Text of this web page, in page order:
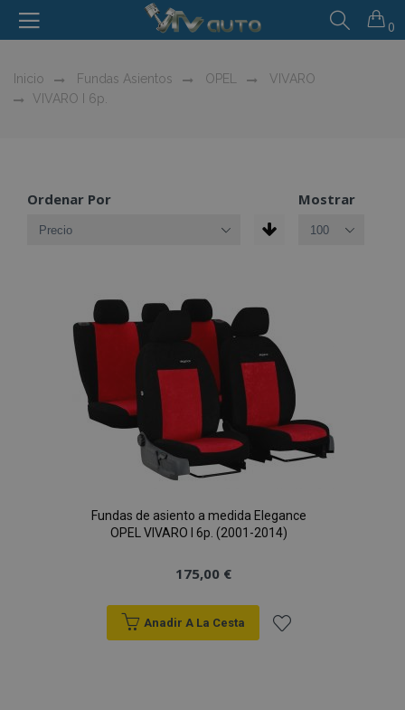
0
Inicio Fundas Asientos OPEL
VIVARO
VIVARO I 6p.
Ordenar Por Mostrar
Fundas de asiento a medida Elegance
OPEL VIVARO I 6p. (2001-2014)
175,00 €
Anadir A La Cesta